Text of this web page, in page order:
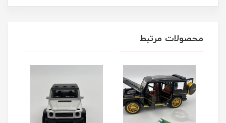
محصولات مرتبط